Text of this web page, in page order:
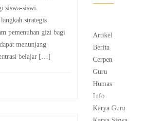
siswa-siswi.
strategis
pemenuhan gizi bagi
menunjang
belajar […]
Artikel
Berita
Cerpen
Guru
Humas
Info
Karya Guru